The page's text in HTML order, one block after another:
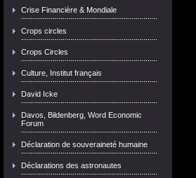
Crise Financière & Mondiale
Crops circles
Crops Circles
Culture, Institut français
David Icke
Davos, Bildenberg, Word Economic
Forum
Déclaration de souveraineté humaine
Déclarations des astronautes